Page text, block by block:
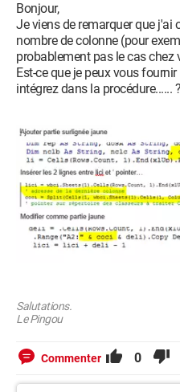
Bonjour,
Je viens de remarquer que j'ai
nombre de colonne (pour
probablement pas le cas chez
Est-ce que je peux vous
intégrez dans la procédure...... ?
Salutations.
Le Pingou
Commenter 0